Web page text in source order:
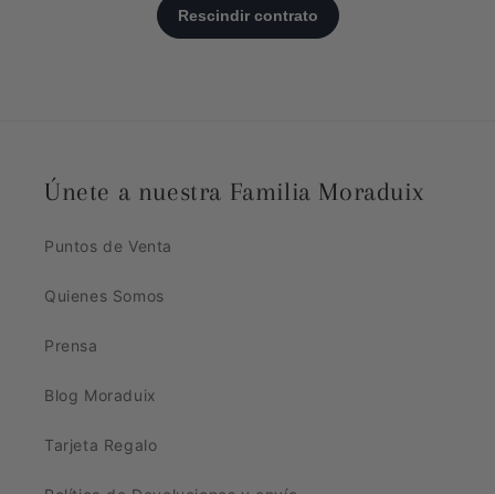
Únete a nuestra Familia Moraduix
Puntos de Venta
Quienes Somos
Prensa
Blog Moraduix
Tarjeta Regalo